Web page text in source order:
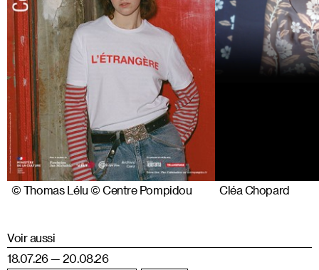
© Thomas Lélu © Centre Pompidou Cléa Chopard
Voir aussi
18.07.26 — 20.08.26